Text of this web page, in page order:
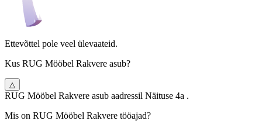
Ettevõttel pole veel ülevaateid.
Kus RUG Mööbel Rakvere asub?
△
RUG Mööbel Rakvere asub aadressil Näituse 4a .
Mis on RUG Mööbel Rakvere tööajad?